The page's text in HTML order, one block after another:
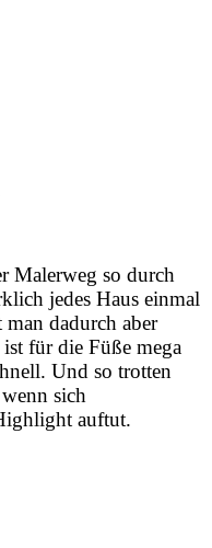
Malerweg so durch
jedes Haus einmal
man dadurch aber
für die Füße mega
Und so trotten
sich
auftut.